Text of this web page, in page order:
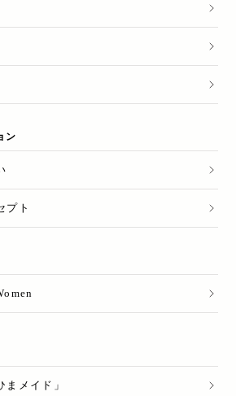
ン
プト
まメイド」